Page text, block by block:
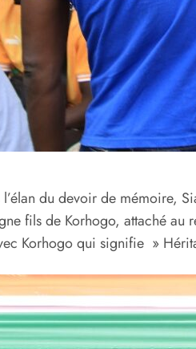
du devoir de mémoire,
fils de Korhogo, attaché au
Korhogo qui signifie »